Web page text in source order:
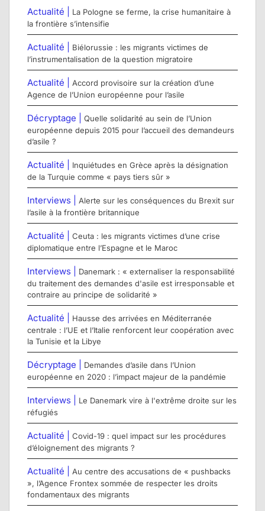
Actualité |
La Pologne se ferme, la crise humanitaire à
la frontière s’intensifie
Actualité |
Biélorussie : les migrants victimes de
l’instrumentalisation de la question migratoire
Actualité | Accord provisoire sur la création d’une
Agence de l’Union européenne pour l’asile
Décryptage | Quelle solidarité au sein de l’Union
européenne depuis 2015 pour l’accueil des demandeurs
d’asile ?
Actualité |
Inquiétudes en Grèce après la désignation
de la Turquie comme « pays tiers sûr »
Interviews | Alerte sur les conséquences du Brexit sur
l’asile à la frontière britannique
Actualité | Ceuta : les migrants victimes d’une crise
diplomatique entre l’Espagne et le Maroc
Interviews |
Danemark : « externaliser la responsabilité
du traitement des demandes d'asile est irresponsable et
contraire au principe de solidarité »
Actualité |
Hausse des arrivées en Méditerranée
centrale : l’UE et l’Italie renforcent leur coopération avec
la Tunisie et la Libye
Décryptage |
Demandes d’asile dans l’Union
européenne en 2020 : l’impact majeur de la pandémie
Interviews |
Le Danemark vire à l'extrême droite sur les
réfugiés
Actualité | Covid-19 : quel impact sur les procédures
d’éloignement des migrants ?
Actualité | Au centre des accusations de « pushbacks
», l’Agence Frontex sommée de respecter les droits
fondamentaux des migrants